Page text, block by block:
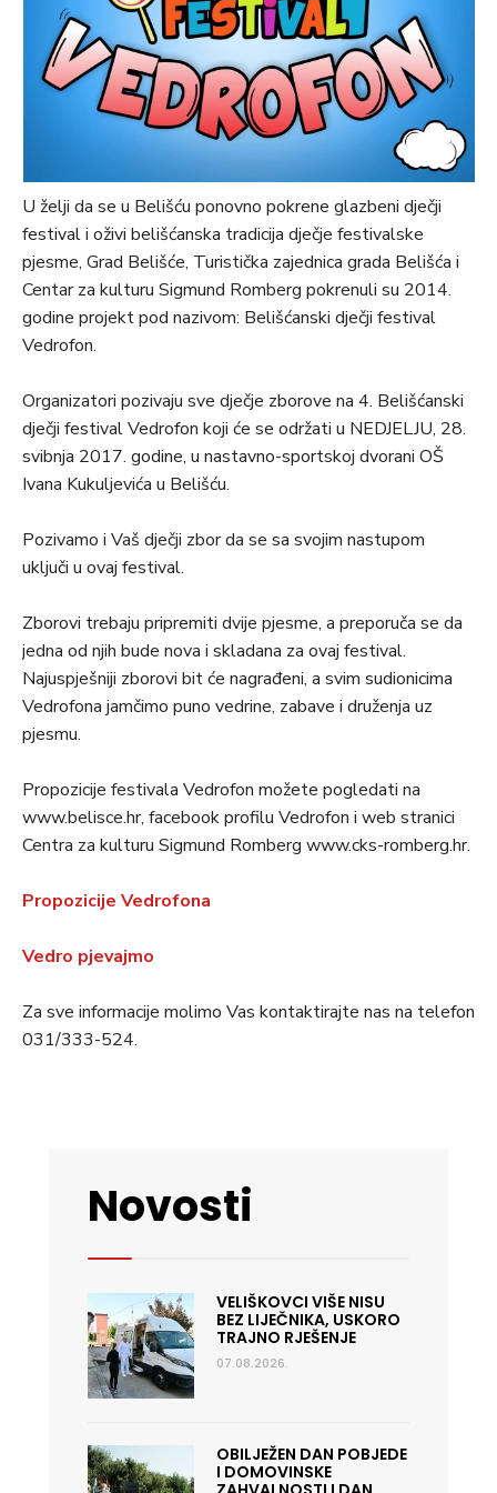
U želji da se u Belišću ponovno pokrene glazbeni dječji
festival i oživi belišćanska tradicija dječje festivalske
pjesme, Grad Belišće, Turistička zajednica grada Belišća i
Centar za kulturu Sigmund Romberg pokrenuli su 2014.
godine projekt pod nazivom: Belišćanski dječji festival
Vedrofon.
Organizatori pozivaju sve dječje zborove na 4. Belišćanski
dječji festival Vedrofon koji će se održati u NEDJELJU, 28.
svibnja 2017. godine, u nastavno-sportskoj dvorani OŠ
Ivana Kukuljevića u Belišću.
Pozivamo i Vaš dječji zbor da se sa svojim nastupom
uključi u ovaj festival.
Zborovi trebaju pripremiti dvije pjesme, a preporuča se da
jedna od njih bude nova i skladana za ovaj festival.
Najuspješniji zborovi bit će nagrađeni, a svim sudionicima
Vedrofona jamčimo puno vedrine, zabave i druženja uz
pjesmu.
Propozicije festivala Vedrofon možete pogledati na
www.belisce.hr, facebook profilu Vedrofon i web stranici
Centra za kulturu Sigmund Romberg www.cks-romberg.hr.
Propozicije Vedrofona
Vedro pjevajmo
Za sve informacije molimo Vas kontaktirajte nas na telefon
031/333-524.
Novosti
VELIŠKOVCI VIŠE NISU
BEZ LIJEČNIKA, USKORO
TRAJNO RJEŠENJE
07.08.2026.
OBILJEŽEN DAN POBJEDE
I DOMOVINSKE